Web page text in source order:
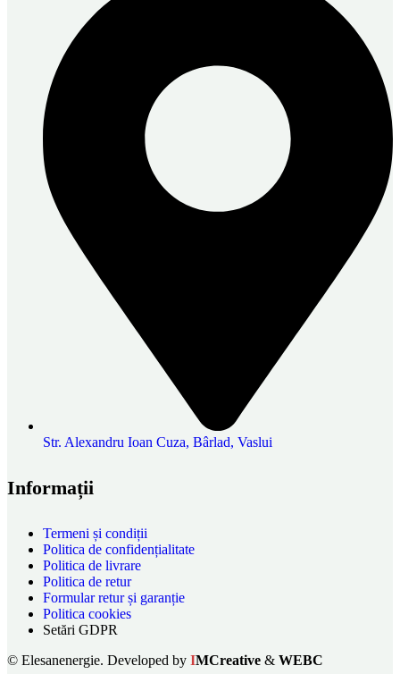
Str. Alexandru Ioan Cuza, Bârlad, Vaslui
Informații
Termeni și condiții
Politica de confidențialitate
Politica de livrare
Politica de retur
Formular retur și garanție
Politica cookies
Setări GDPR
© Elesanenergie. Developed by IMCreative & WEBC